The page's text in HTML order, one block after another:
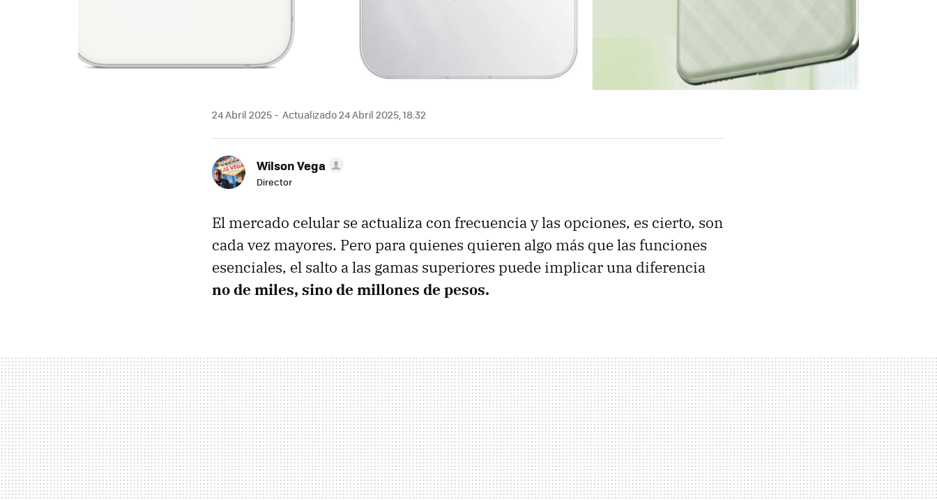
24 Abril 2025 Actualizado 24 Abril 2025, 18:32
Wilson Vega
Director
El mercado celular se actualiza con frecuencia y las opciones, es cierto, son
cada vez mayores. Pero para quienes quieren algo más que las funciones
esenciales, el salto a las gamas superiores puede implicar una diferencia
no de miles, sino de millones de pesos.